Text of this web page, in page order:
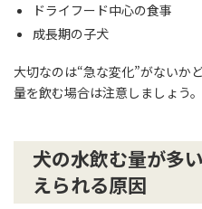
ドライフード中心の食事
成長期の子犬
大切なのは“急な変化”がないか
量を飲む場合は注意しましょう。
犬の水飲む量が多
えられる原因